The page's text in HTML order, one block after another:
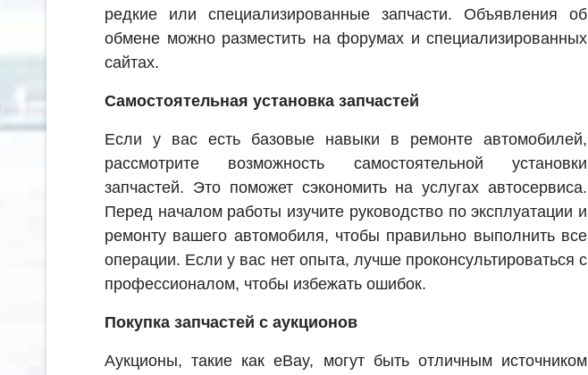
редкие или специализированные запчасти. Объявления об
обмене можно разместить на форумах и специализированных
сайтах.
Самостоятельная установка запчастей
Если у вас есть базовые навыки в ремонте автомобилей,
рассмотрите возможность самостоятельной установки
запчастей. Это поможет сэкономить на услугах автосервиса.
Перед началом работы изучите руководство по эксплуатации и
ремонту вашего автомобиля, чтобы правильно выполнить все
операции. Если у вас нет опыта, лучше проконсультироваться с
профессионалом, чтобы избежать ошибок.
Покупка запчастей с аукционов
Аукционы, такие как eBay, могут быть отличным источником